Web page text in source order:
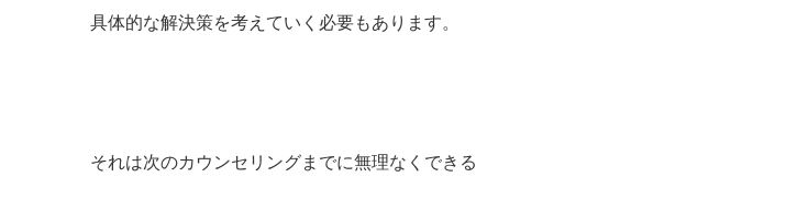
具体的な解決策を考えていく必要もあります。
それは次のカウンセリングまでに無理なくできる